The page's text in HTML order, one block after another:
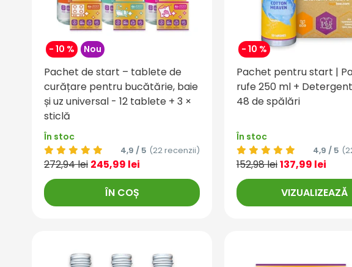
- 10 % Nou
Pachet de start – tablete de
curățare pentru bucătărie, baie
și uz universal - 12 tablete + 3 ×
sticlă
În stoc
4,9 / 5 (22 recenzii)
272,94 lei 245,99 lei
ÎN COȘ
- 10 %
Pachet pentru start |
rufe 250 ml +
48 de spălări
În stoc
4,9 / 5
152,98 lei137,99 lei
VIZUALIZEAZĂ